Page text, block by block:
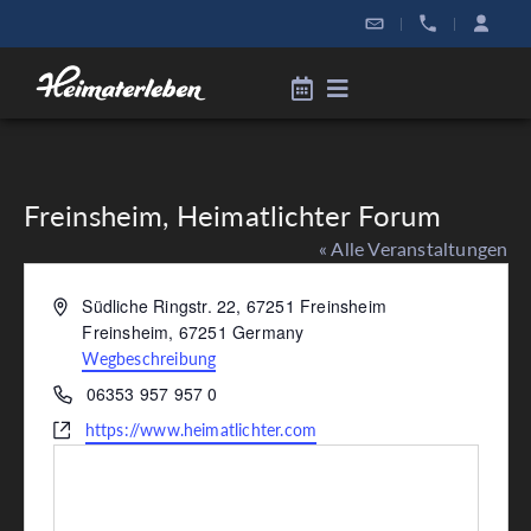
| |
Freinsheim, Heimatlichter Forum
« Alle Veranstaltungen
AdresseSüdliche Ringstr. 22, 67251 Freinsheim
Freinsheim, 67251 Germany
Wegbeschreibung
Telefon06353 957 957 0
Webseitehttps://www.heimatlichter.com